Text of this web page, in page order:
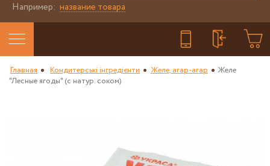
Например: название товара
Главная Кондитерські інгредієнти Желе, агар-агар
Желе
"Лесные ягоды" (с натур. соком)